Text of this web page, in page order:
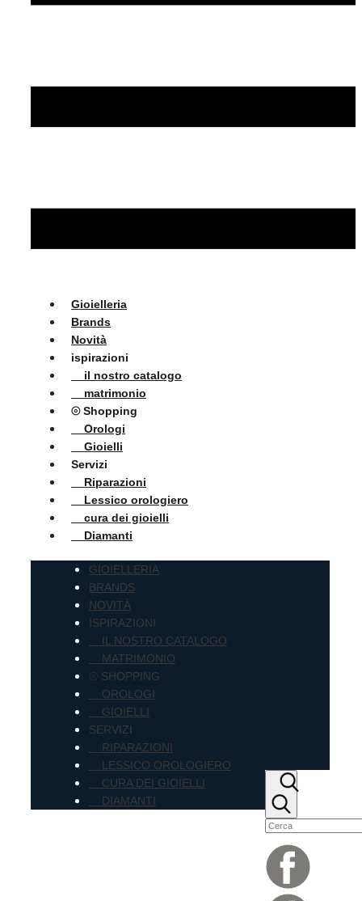
Gioielleria
Brands
Novità
ispirazioni
il nostro catalogo
matrimonio
⦾ Shopping
Orologi
Gioielli
Servizi
Riparazioni
Lessico orologiero
cura dei gioielli
Diamanti
GIOIELLERIA
BRANDS
NOVITÀ
ISPIRAZIONI
IL NOSTRO CATALOGO
MATRIMONIO
⦾ SHOPPING
OROLOGI
GIOIELLI
SERVIZI
RIPARAZIONI
LESSICO OROLOGIERO
CURA DEI GIOIELLI
DIAMANTI